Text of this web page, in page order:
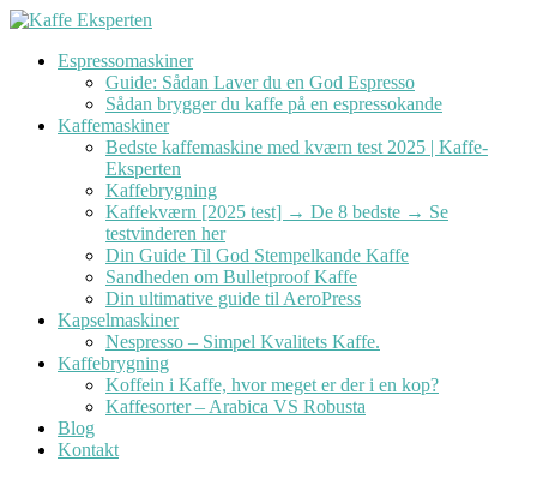
Videre
indholdEspressomaskiner
Guide: Sådan Laver du en God Espresso
Sådan brygger du kaffe på en espressokande
Kaffemaskiner
Bedste kaffemaskine med kværn test 2025 | Kaffe-
Eksperten
Kaffebrygning
Kaffekværn [2025 test] → De 8 bedste → Se
testvinderen her
Din Guide Til God Stempelkande Kaffe
Sandheden om Bulletproof Kaffe
Din ultimative guide til AeroPress
Kapselmaskiner
Nespresso – Simpel Kvalitets Kaffe.
Kaffebrygning
Koffein i Kaffe, hvor meget er der i en kop?
Kaffesorter – Arabica VS Robusta
Blog
Kontakt